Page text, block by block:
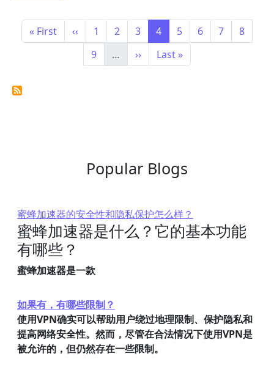
Pagination
First page
« First Previous page
‹‹ Page
1 Page
2 Page
3 Page
4 Page
5 Page
6 Page
7 Page
8
Page
9 … Next page
›› Last page
Last »
Popular Blogs
蜜蜂加速器的安全性和隐私保护怎么样？
蜜蜂加速器是什么？它的基本功能
有哪些？
蜜蜂加速器是一款
如果有，有哪些限制？
使用VPN确实可以帮助用户绕过地理限制、保护隐私和
提高网络安全性。然而，尽管在合法情况下使用VPN是
被允许的，但仍然存在一些限制。